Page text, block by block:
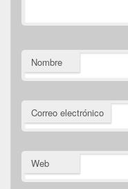
Nombre
Correo electrónico
Web